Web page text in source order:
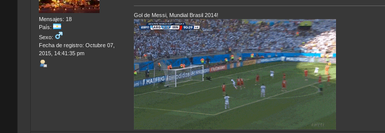
Mensajes: 18
País:
Sexo:
Fecha de registro: Octubre 07,
2015, 14:41:35 pm
Gol de Messi, Mundial Brasil 2014!